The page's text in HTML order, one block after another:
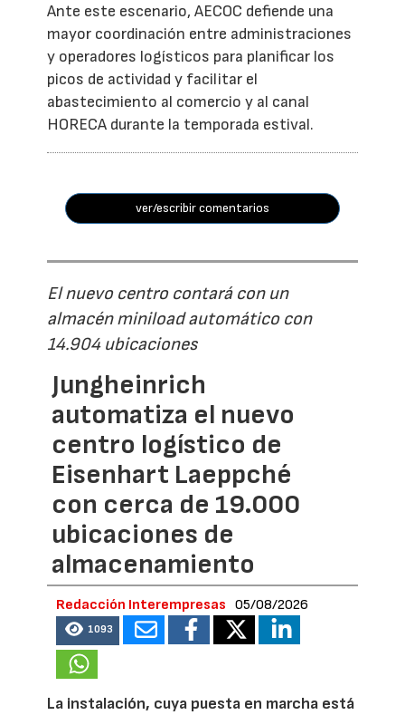
Ante este escenario, AECOC defiende una
mayor coordinación entre administraciones
y operadores logísticos para planificar los
picos de actividad y facilitar el
abastecimiento al comercio y al canal
HORECA durante la temporada estival.
ver/escribir comentarios
El nuevo centro contará con un
almacén miniload automático con
14.904 ubicaciones
Jungheinrich
automatiza el nuevo
centro logístico de
Eisenhart Laeppché
con cerca de 19.000
ubicaciones de
almacenamiento
Redacción Interempresas 05/08/2026
1093
La instalación, cuya puesta en marcha está